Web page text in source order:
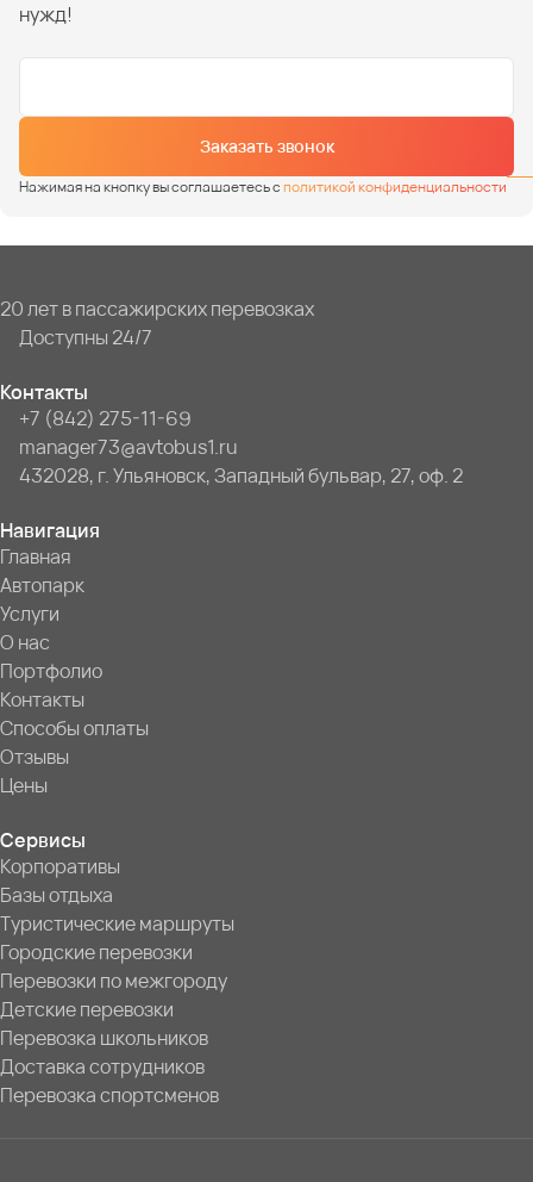
нужд!
Заказать звонок
Нажимая на кнопку вы соглашаетесь сполитикой конфиденциальности
20 лет в пассажирских перевозках
Доступны 24/7
Контакты
+7 (842) 275-11-69
manager73@avtobus1.ru
432028, г. Ульяновск, Западный бульвар, 27, оф. 2
Навигация
Главная
Автопарк
Услуги
О нас
Портфолио
Контакты
Способы оплаты
Отзывы
Цены
Сервисы
Корпоративы
Базы отдыха
Туристические маршруты
Городские перевозки
Перевозки по межгороду
Детские перевозки
Перевозка школьников
Доставка сотрудников
Перевозка спортсменов